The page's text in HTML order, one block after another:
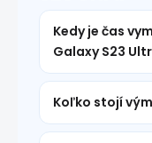
Kedy je čas
Galaxy S23
Koľko stojí